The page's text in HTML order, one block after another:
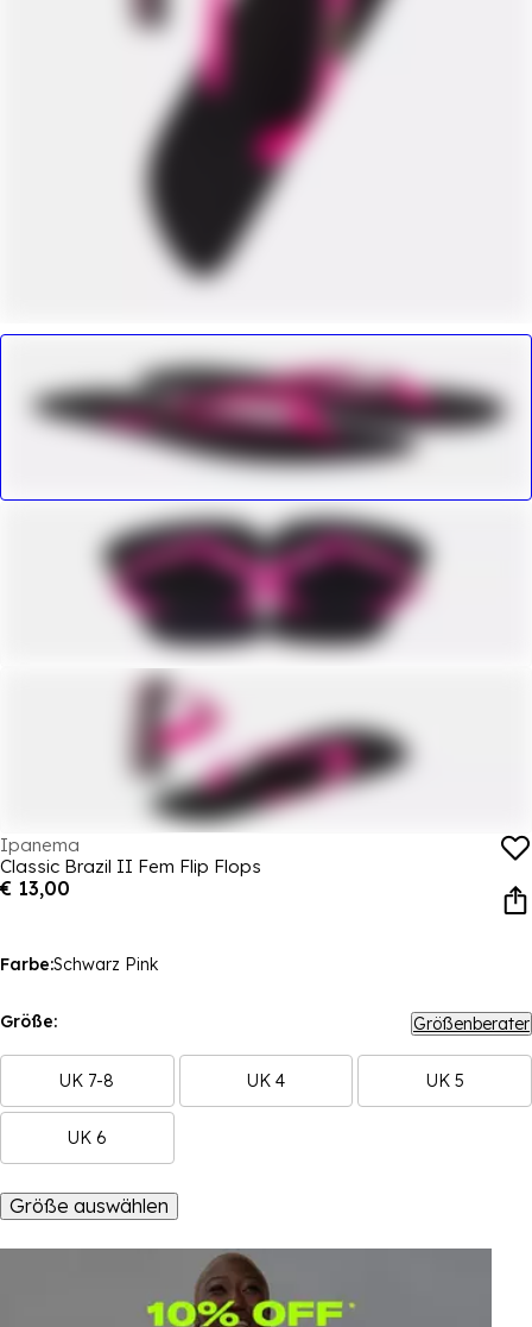
Ipanema
Classic Brazil II Fem Flip Flops
€ 13,00
Farbe:Schwarz Pink
Größe: Größenberater
UK 7-8 UK 4 UK 5
UK 6
Größe auswählen